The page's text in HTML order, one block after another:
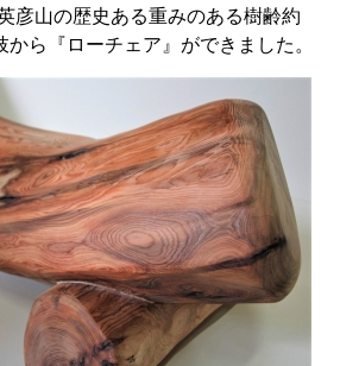
彦山の歴史ある重みのある樹齢約
ら『ローチェア』ができました。